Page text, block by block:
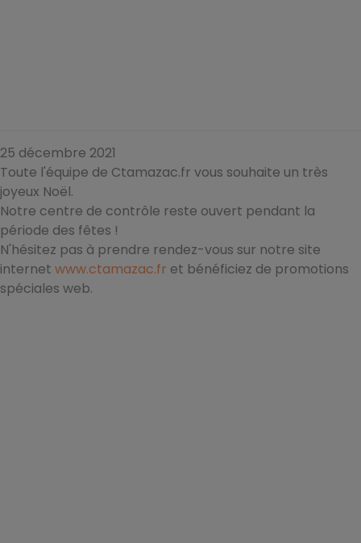
25 décembre 2021
Toute l'équipe de Ctamazac.fr vous souhaite un très
joyeux Noël.
Notre centre de contrôle reste ouvert pendant la
période des fêtes !
N'hésitez pas à prendre rendez-vous sur notre site
internet www.ctamazac.fr et bénéficiez de promotions
spéciales web.